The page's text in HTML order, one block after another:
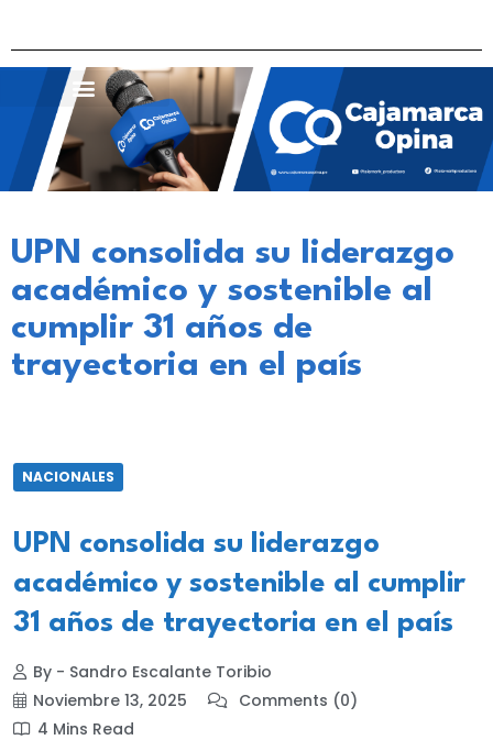
UPN consolida su liderazgo
académico y sostenible al
cumplir 31 años de
trayectoria en el país
NACIONALES
UPN consolida su liderazgo
académico y sostenible al cumplir
31 años de trayectoria en el país
By - Sandro Escalante Toribio
Noviembre 13, 2025
Comments (0)
4 Mins Read